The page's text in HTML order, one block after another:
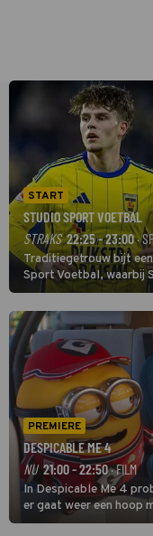
START
STUDIO SPORT VOETBAL
STRAKS 22:25 - 23:00·
Traditiegetrouw bijt
Sport Voetbal, waarbij
eerste wedstrijd van
oefenmeester is Johan
PREMIERE
DESPICABLE ME 4
NU 21:00 - 22:50· FILM
In Despicable Me 4
er gaat weer een hoop